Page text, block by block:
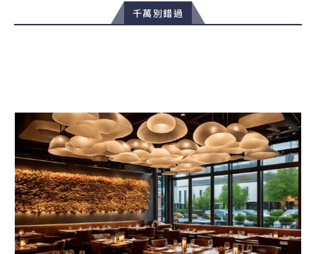
千萬別錯過